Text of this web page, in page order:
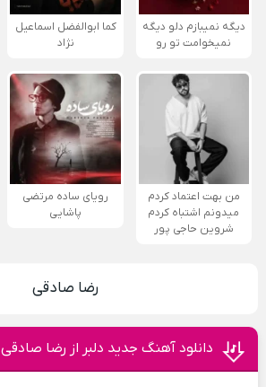
دیگه نمیبازم دلو دیگه
نمیخوامت تو رو
کما ابوالفضل اسماعیل
نژاد
من بهت اعتماد کردم
میدونم اشتباه کردم
شروین حاجی پور
رویای ساده مرتضی
پاشایی
رضا صادقی
دانلود آهنگ جدید دلبر از رضا صادقی